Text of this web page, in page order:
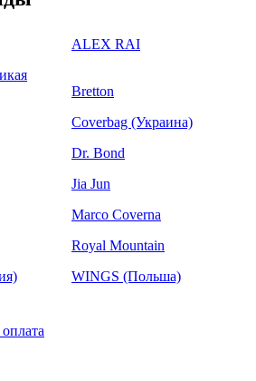
ALEX RAI
Bretton
Coverbag (Украина)
Dr. Bond
Jia Jun
Marco Coverna
Royal Mountain
WINGS (Польша)